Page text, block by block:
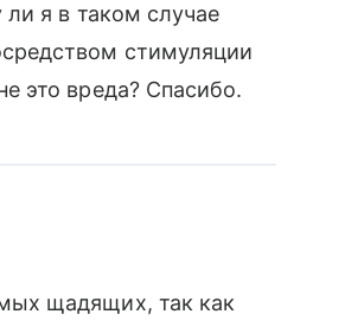
я в таком случае
стимуляции
это вреда? Спасибо.
щадящих, так как